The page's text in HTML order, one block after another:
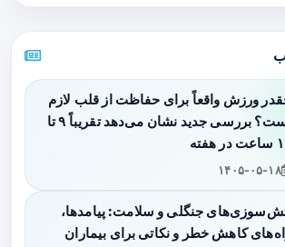
ورزش واقعاً برای حفاظت از قلب لازم
است؟ بررسی جدید نشان می‌دهد تقریباً ۹ تا
هفته
۱۴۰۵-۰۵-۱۸
جنگلی و سلامت: پیامدها،
کاهش خطر و نکاتی برای بیماران